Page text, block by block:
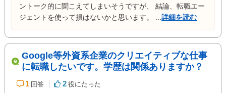
ントーク的に聞こえてしまいそうですが、 結論、転職エー
ジェントを使って損はないかと思います。 ...詳細を読む
Google等外資系企業のクリエイティブな仕事
に転職したいです。学歴は関係ありますか？
1 回答 2 役にたった